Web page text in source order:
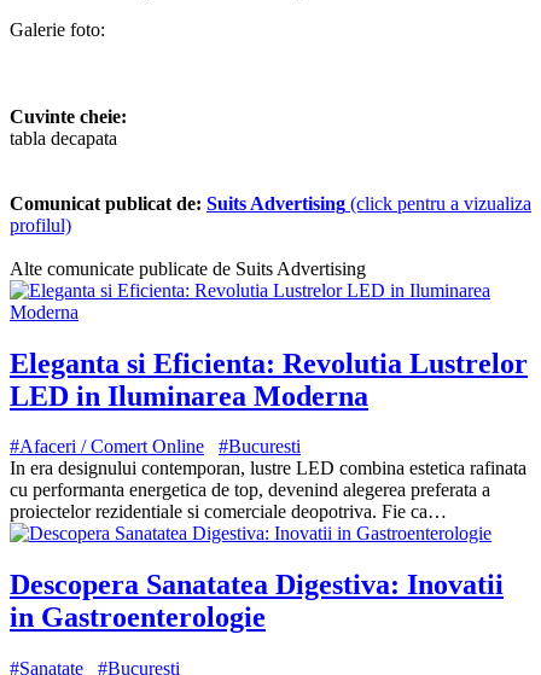
Galerie foto:
Cuvinte cheie:
tabla decapata
Comunicat publicat de: Suits Advertising (click pentru a vizualiza
profilul)
Alte comunicate publicate de Suits Advertising
Eleganta si Eficienta: Revolutia Lustrelor
LED in Iluminarea Moderna
#Afaceri / Comert Online
#Bucuresti
In era designului contemporan, lustre LED combina estetica rafinata
cu performanta energetica de top, devenind alegerea preferata a
proiectelor rezidentiale si comerciale deopotriva. Fie ca…
Descopera Sanatatea Digestiva: Inovatii
in Gastroenterologie
#Sanatate
#Bucuresti